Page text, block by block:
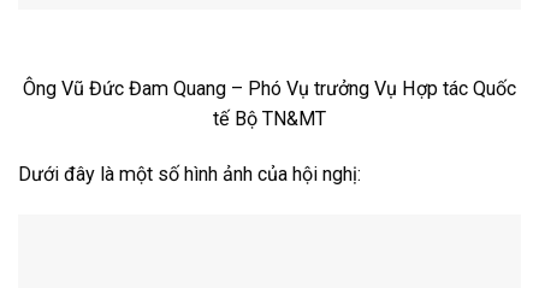
Ông Vũ Đức Đam Quang – Phó Vụ trưởng Vụ Hợp tác Quốc
tế Bộ TN&MT
Dưới đây là một số hình ảnh của hội nghị: